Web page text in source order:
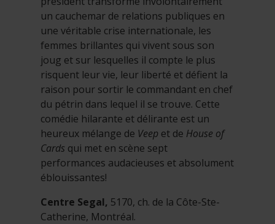
un cauchemar de relations publiques en
une véritable crise internationale, les
femmes brillantes qui vivent sous son
joug et sur lesquelles il compte le plus
risquent leur vie, leur liberté et défient la
raison pour sortir le commandant en chef
du pétrin dans lequel il se trouve. Cette
comédie hilarante et délirante est un
heureux mélange de Veep et de House of
Cards qui met en scène sept
performances audacieuses et absolument
éblouissantes!
Centre Segal, 5170, ch. de la Côte-Ste-
Catherine, Montréal.